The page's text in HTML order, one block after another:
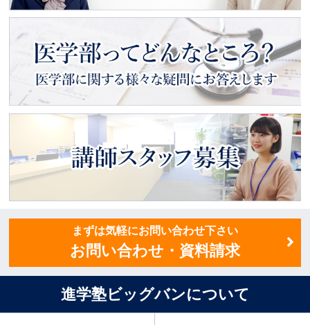
進学塾ビッグバン
メイトの会
医学部ってどんなところ？医学部に関する様々な疑問にお
まずは気軽にお問い合わせ下さい
お問い合わせ・資料請求
進学塾ビッグバンについて